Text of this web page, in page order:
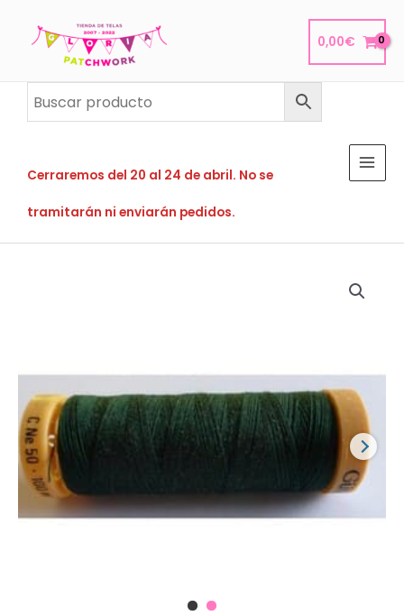
0,00€
Cerraremos del 20 al 24 de abril. No se
tramitarán ni enviarán pedidos.